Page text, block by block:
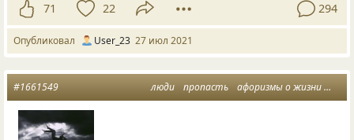
71 22 294
Опубликовал User_23 27 июл 2021
люди пропасть афоризмы о жизни
#1661549